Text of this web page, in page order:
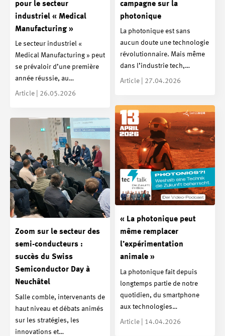
pour le secteur
industriel « Medical
Manufacturing »
Le secteur industriel «
Medical Manufacturing » peut
se prévaloir d’une première
année réussie, au…
Article | 26.05.2026
campagne sur la
photonique
La photonique est sans
aucun doute une technologie
révolutionnaire. Mais même
dans l’industrie tech,…
Article | 27.04.2026
« La photonique peut
même remplacer
l’expérimentation
animale »
La photonique fait depuis
longtemps partie de notre
quotidien, du smartphone
aux technologies…
Article | 14.04.2026
Zoom sur le secteur des
semi-conducteurs :
succès du Swiss
Semiconductor Day à
Neuchâtel
Salle comble, intervenants de
haut niveau et débats animés
sur les stratégies, les
innovations et…